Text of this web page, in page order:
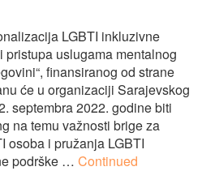
LGBTI inkluzivne
uslugama mentalnog
finansiranog od strane
će u organizaciji Sarajevskog
septembra 2022. godine biti
na temu važnosti brige za
osoba i pružanja LGBTI
podrške … Continued